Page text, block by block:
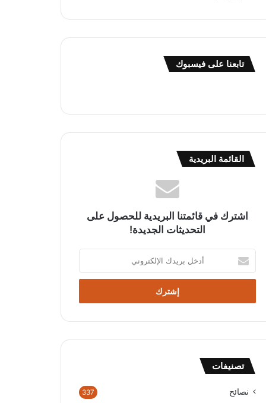
تابعنا على فيسبوك
القائمة البريدية
اشترك في قائمتنا البريدية للحصول على
التحديثات الجديدة!
بريدك
الإلكتروني
تصنيفات
نصائح 337